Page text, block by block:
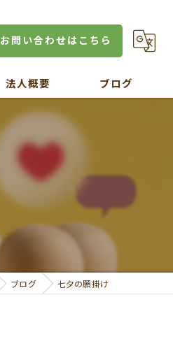
お問い合わせはこちら
法人概要 ブログ
ブログ 七夕の願掛け